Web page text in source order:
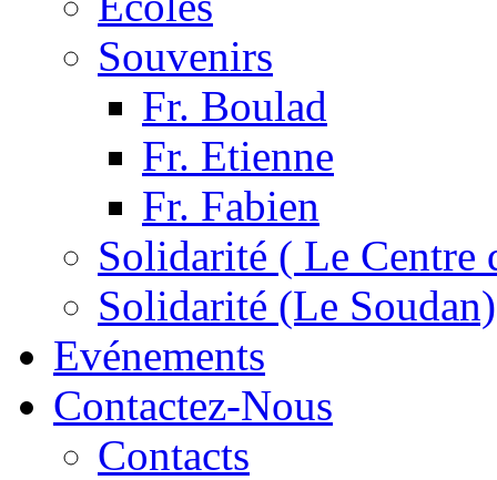
Souvenirs
Fr. Boulad
Fr. Etienne
Fr. Fabien
Solidarité ( Le Centre
Solidarité (Le Soudan)
Evénements
Contactez-Nous
Contacts